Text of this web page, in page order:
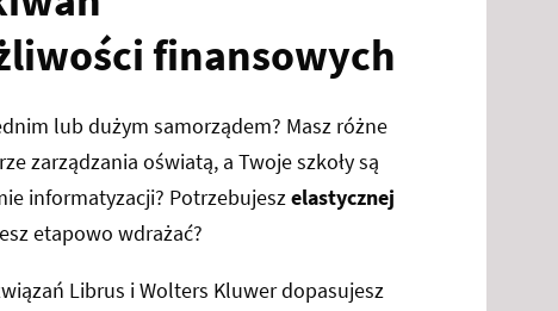
finansowych
lub dużym samorządem? Masz różne
zarządzania oświatą, a Twoje szkoły są
informatyzacji? Potrzebujeszelastycznej
etapowo wdrażać?
Librus i Wolters Kluwer dopasujesz